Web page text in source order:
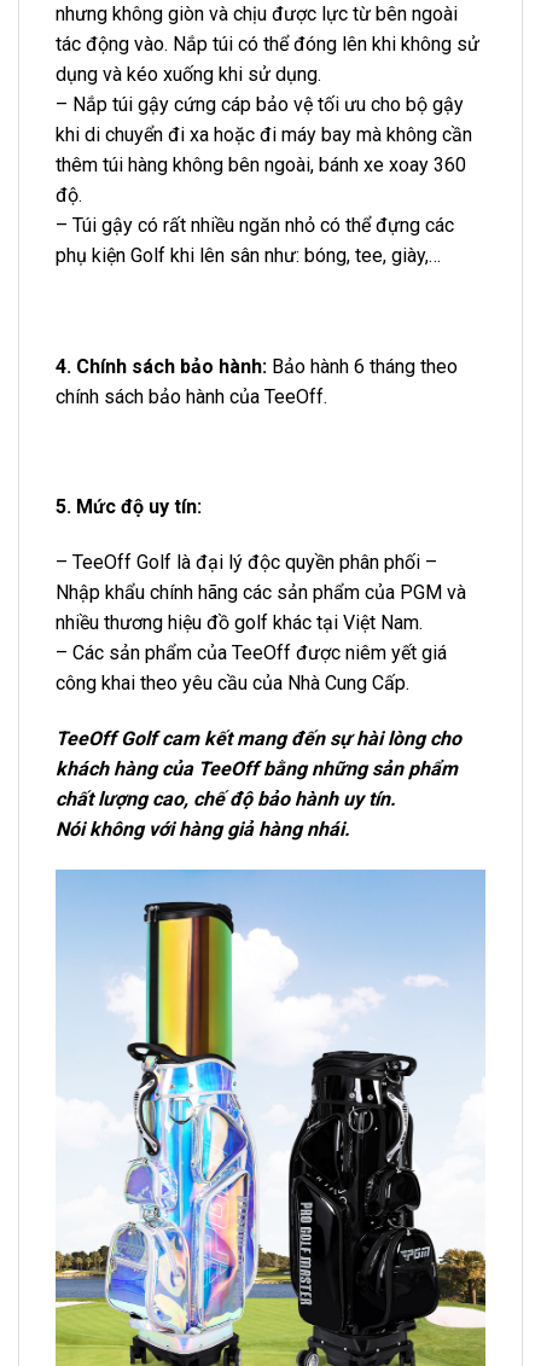
nhưng không giòn và chịu được lực từ bên ngoài
tác động vào. Nắp túi có thể đóng lên khi không sử
dụng và kéo xuống khi sử dụng.
– Nắp túi gậy cứng cáp bảo vệ tối ưu cho bộ gậy
khi di chuyển đi xa hoặc đi máy bay mà không cần
thêm túi hàng không bên ngoài, bánh xe xoay 360
độ.
– Túi gậy có rất nhiều ngăn nhỏ có thể đựng các
phụ kiện Golf khi lên sân như: bóng, tee, giày,…
4. Chính sách bảo hành: Bảo hành 6 tháng theo
chính sách bảo hành của TeeOff.
5. Mức độ uy tín:
– TeeOff Golf là đại lý độc quyền phân phối –
Nhập khẩu chính hãng các sản phẩm của PGM và
nhiều thương hiệu đồ golf khác tại Việt Nam.
– Các sản phẩm của TeeOff được niêm yết giá
công khai theo yêu cầu của Nhà Cung Cấp.
TeeOff Golf cam kết mang đến sự hài lòng cho
khách hàng của TeeOff bằng những sản phẩm
chất lượng cao, chế độ bảo hành uy tín.
Nói không với hàng giả hàng nhái.